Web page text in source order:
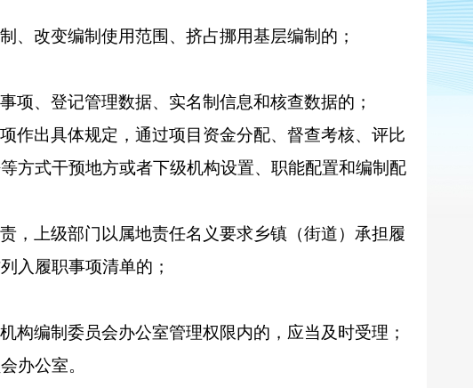
、改变编制使用范围、挤占挪用基层编制的；
项、登记管理数据、实名制信息和核查数据的；
作出具体规定，通过项目资金分配、督查考核、评比
方式干预地方或者下级机构设置、职能配置和编制配
，上级部门以属地责任名义要求乡镇（街道）承担履
入履职事项清单的；
构编制委员会办公室管理权限内的，应当及时受理；
办公室。